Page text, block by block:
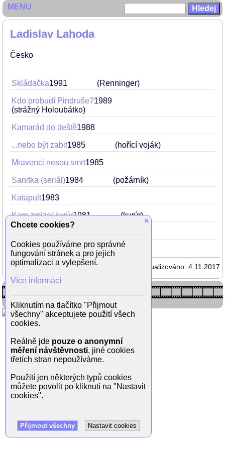
Ladislav Lahoda
Česko
Skládačka1991 (Renninger)
Kdo probudí Pindruše?1989
(strážný Holoubátko)
Kamarád do deště1988
...nebo být zabit1985 (hořící voják)
Mravenci nesou smrt1985
Sanitka (seriál)1984 (požárník)
Katapult1983
Kam zmizel kurýr1981 (kurýr)
Aktualizováno: 4.11.2017
MENU
×
Chcete cookies?
Cookies používáme pro správné
fungování stránek a pro jejich
optimalizaci a vylepšení.
Více informací
Kliknutím na tlačítko "Přijmout
všechny" akceptujete použití všech
cookies.
Reálně jde pouze o anonymní
měření návštěvnosti, jiné cookies
třetích stran nepoužíváme.
Použití jen některých typů cookies
můžete povolit po kliknutí na "Nastavit
cookies".
Přijmout všechny Nastavit cookies